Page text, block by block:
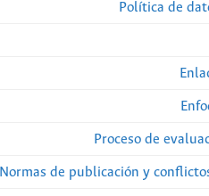
Política de
Proceso de
Normas de publicación y